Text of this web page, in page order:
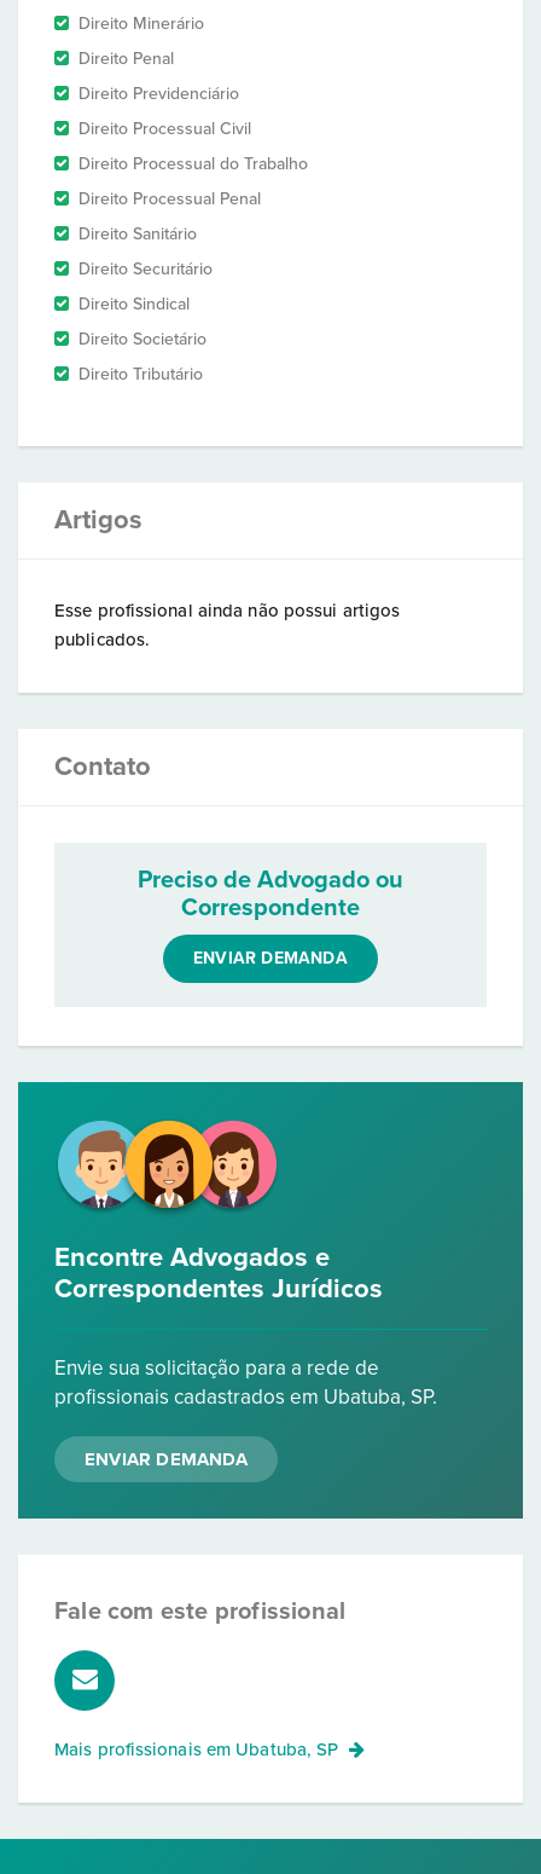
Direito Minerário
Direito Penal
Direito Previdenciário
Direito Processual Civil
Direito Processual do Trabalho
Direito Processual Penal
Direito Sanitário
Direito Securitário
Direito Sindical
Direito Societário
Direito Tributário
Artigos
Esse profissional ainda não possui artigos
publicados.
Contato
Preciso de Advogado ou
Correspondente
ENVIAR DEMANDA
Encontre Advogados e
Correspondentes Jurídicos
Envie sua solicitação para a rede de
profissionais cadastrados em Ubatuba, SP.
ENVIAR DEMANDA
Fale com este profissional
Mais profissionais em Ubatuba, SP